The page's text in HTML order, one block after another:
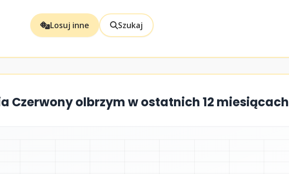
Losuj inne Szukaj
Czerwony olbrzym w ostatnich 12 miesiącach